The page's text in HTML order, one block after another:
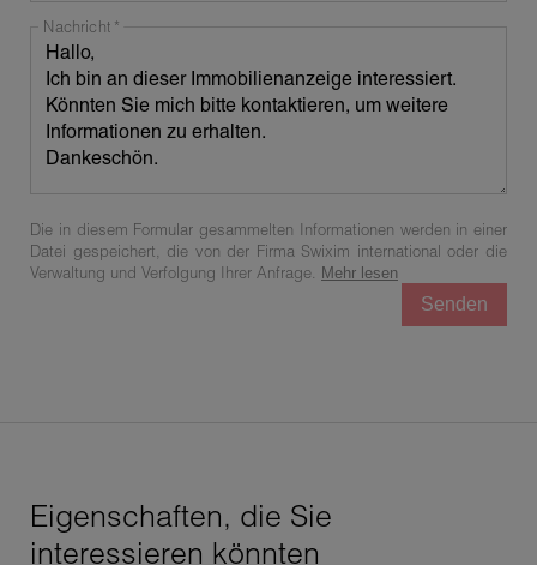
Nachricht
Die in diesem Formular gesammelten Informationen werden in einer
Datei gespeichert, die von der Firma Swixim international oder die
Verwaltung und Verfolgung Ihrer Anfrage.
Mehr lesen
Senden
Eigenschaften, die Sie
interessieren könnten